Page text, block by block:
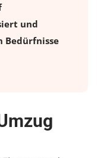
und
Bedürfnisse